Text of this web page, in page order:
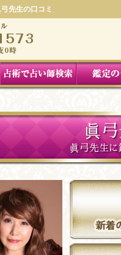
先生の口コミ
眞
眞弓先生